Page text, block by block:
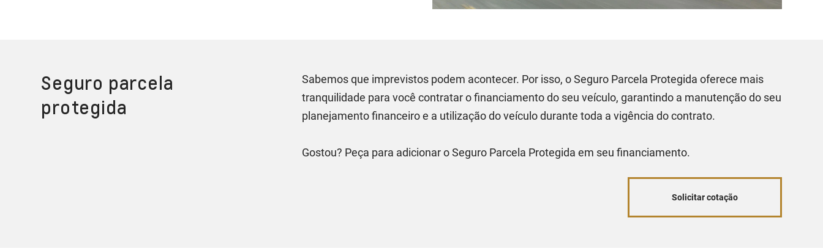
Seguro parcela
protegida
Sabemos que imprevistos podem acontecer. Por isso, o Seguro Parcela Protegida oferece mais
tranquilidade para você contratar o financiamento do seu veículo, garantindo a manutenção do seu
planejamento financeiro e a utilização do veículo durante toda a vigência do contrato.
Gostou? Peça para adicionar o Seguro Parcela Protegida em seu financiamento.
Solicitar cotação